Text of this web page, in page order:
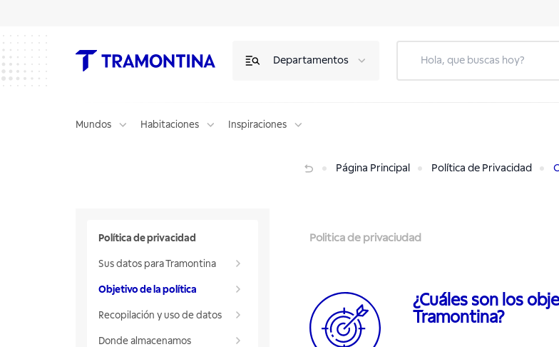
Departamentos
Mundos Habitaciones Inspiraciones
Página Principal Política de Privacidad
Política de privacidad
Sus datos para Tramontina
Objetivo de la política
Recopilación y uso de datos
Donde almacenamos
Politica de privaciudad
¿Cuáles son los
Tramontina?